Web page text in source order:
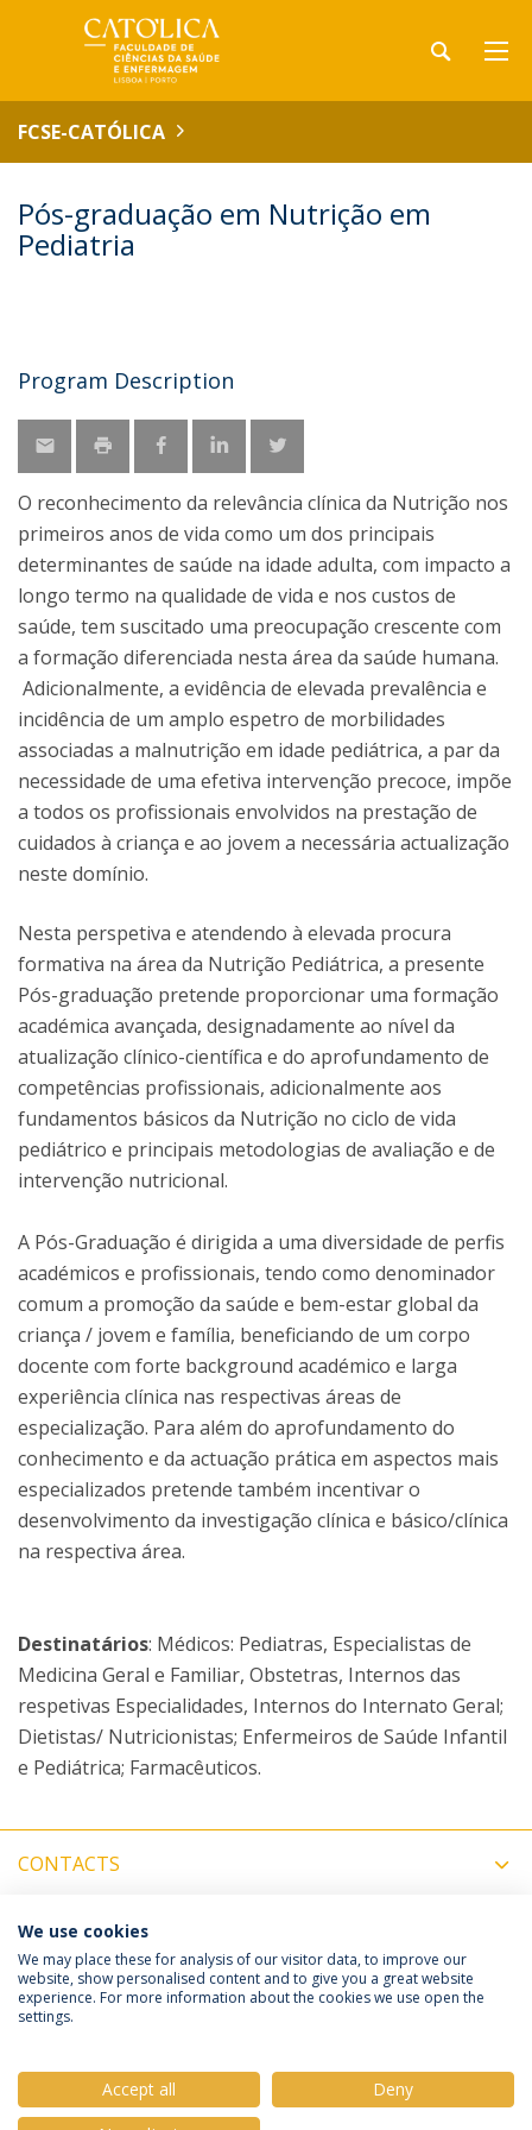
FCSE-CATÓLICA
Pós-graduação em Nutrição em
Pediatria
Program Description
O reconhecimento da relevância clínica da Nutrição nos
primeiros anos de vida como um dos principais
determinantes de saúde na idade adulta, com impacto a
longo termo na qualidade de vida e nos custos de
saúde, tem suscitado uma preocupação crescente com
a formação diferenciada nesta área da saúde humana.
Adicionalmente, a evidência de elevada prevalência e
incidência de um amplo espetro de morbilidades
associadas a malnutrição em idade pediátrica, a par da
necessidade de uma efetiva intervenção precoce, impõe
a todos os profissionais envolvidos na prestação de
cuidados à criança e ao jovem a necessária actualização
neste domínio.
Nesta perspetiva e atendendo à elevada procura
formativa na área da Nutrição Pediátrica, a presente
Pós-graduação pretende proporcionar uma formação
académica avançada, designadamente ao nível da
atualização clínico-científica e do aprofundamento de
competências profissionais, adicionalmente aos
fundamentos básicos da Nutrição no ciclo de vida
pediátrico e principais metodologias de avaliação e de
intervenção nutricional.
A Pós-Graduação é dirigida a uma diversidade de perfis
académicos e profissionais, tendo como denominador
comum a promoção da saúde e bem-estar global da
criança / jovem e família, beneficiando de um corpo
docente com forte background académico e larga
experiência clínica nas respectivas áreas de
especialização. Para além do aprofundamento do
conhecimento e da actuação prática em aspectos mais
especializados pretende também incentivar o
desenvolvimento da investigação clínica e básico/clínica
na respectiva área.
Destinatários: Médicos: Pediatras, Especialistas de
Medicina Geral e Familiar, Obstetras, Internos das
respetivas Especialidades, Internos do Internato Geral;
Dietistas/ Nutricionistas; Enfermeiros de Saúde Infantil
e Pediátrica; Farmacêuticos.
CONTACTS
MORE INFORMATION
Política de Privacidade
Termos e Condições
We use cookies
We may place these for analysis of our visitor data, to improve our
website, show personalised content and to give you a great website
experience. For more information about the cookies we use open the
settings.
Accept all
Deny